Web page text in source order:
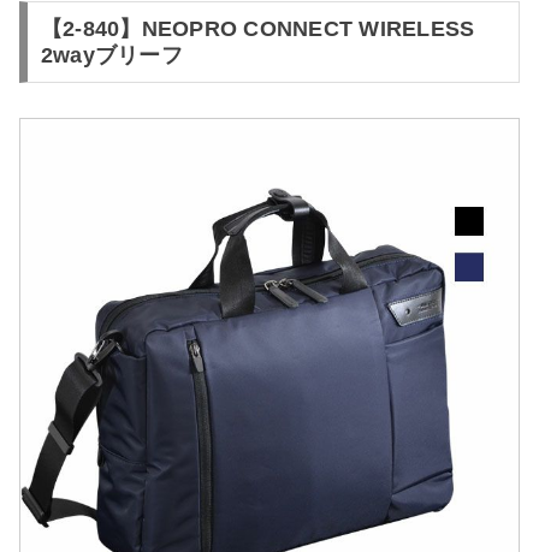
【2-840】NEOPRO CONNECT WIRELESS
2wayブリーフ